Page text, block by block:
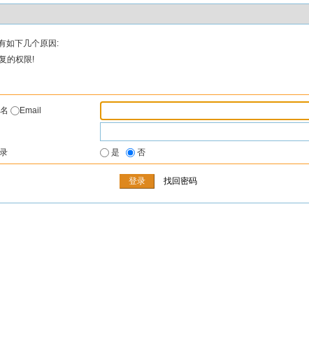
如下几个原因:
的权限!
名
Email
是 否
找回密码